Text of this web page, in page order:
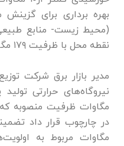
بهره برداری برای
نقطه محل با ظرفیت ۱۷۹ مگاوات صورت گرفته است.
مدیر بازار برق شرکت
مگاوات مربوط به